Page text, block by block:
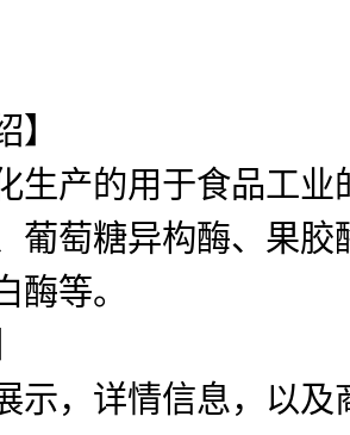
】
生产的用于食品工
葡萄糖异构酶、果
酶等。
示，详情信息，以